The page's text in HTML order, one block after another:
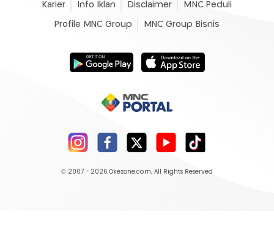
Karier Info Iklan Disclaimer MNC Peduli
Profile MNC Group MNC Group Bisnis
© 2007 - 2026 Okezone.com, All Rights Reserved